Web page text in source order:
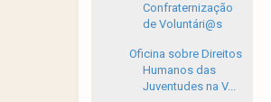
Confraternização
de Voluntári@s
Oficina sobre Direitos
Humanos das
Juventudes na V...